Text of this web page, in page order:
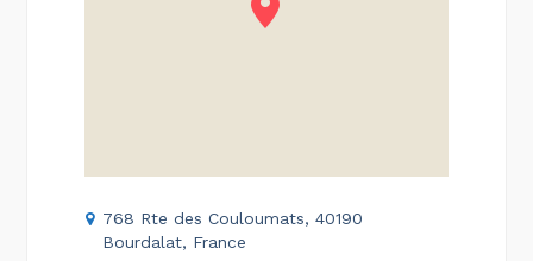
768 Rte des Couloumats, 40190
Bourdalat, France